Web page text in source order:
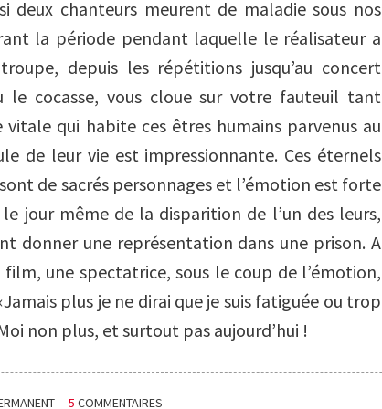
deux chanteurs meurent de maladie sous nos
la période pendant laquelle le réalisateur a
depuis les répétitions jusqu’au concert
le cocasse, vous cloue sur votre fauteuil tant
vitale qui habite ces êtres humains parvenus au
de leur vie est impressionnante. Ces éternels
de sacrés personnages et l’émotion est forte
le jour même de la disparition de l’un des leurs,
donner une représentation dans une prison. A
une spectatrice, sous le coup de l’émotion,
Jamais plus je ne dirai que je suis fatiguée ou trop
non plus, et surtout pas aujourd’hui !
5 COMMENTAIRES